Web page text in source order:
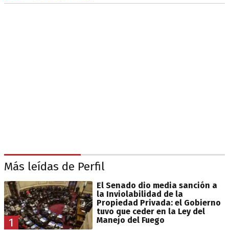
Más leídas de Perfil
1
El Senado dio media sanción a
la Inviolabilidad de la
Propiedad Privada: el Gobierno
tuvo que ceder en la Ley del
Manejo del Fuego